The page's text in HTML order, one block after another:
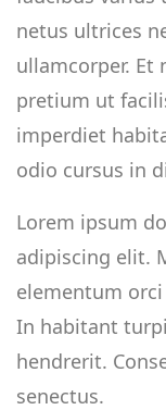
netus ultrices
ullamcorper. Et
pretium ut
imperdiet
odio cursus in
Lorem ipsum
adipiscing elit.
elementum
In habitant
hendrerit.
senectus.